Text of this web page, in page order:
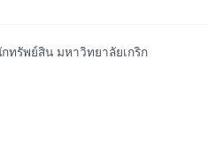
ทรัพย์สิน มหาวิทยาลัยเกริก